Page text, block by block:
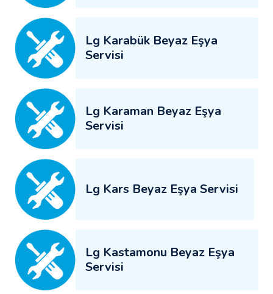
Lg Karabük Beyaz Eşya
Servisi
Lg Karaman Beyaz Eşya
Servisi
Lg Kars Beyaz Eşya Servisi
Lg Kastamonu Beyaz Eşya
Servisi